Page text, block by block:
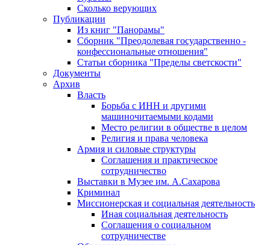
Сколько верующих
Публикации
Из книг "Панорамы"
Сборник "Преодолевая государственно -
конфессиональные отношения"
Статьи сборника "Пределы светскости"
Документы
Архив
Власть
Борьба с ИНН и другими
машиночитаемыми кодами
Место религии в обществе в целом
Религия и права человека
Армия и силовые структуры
Соглашения и практическое
сотрудничество
Выставки в Музее им. А.Сахарова
Криминал
Миссионерская и социальная деятельность
Иная социальная деятельность
Соглашения о социальном
сотрудничестве